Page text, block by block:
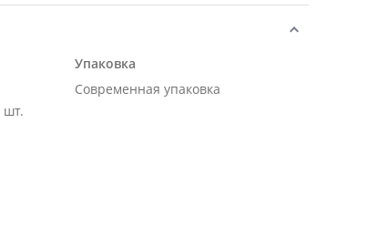
шт.
Упаковка
Современная упаковка